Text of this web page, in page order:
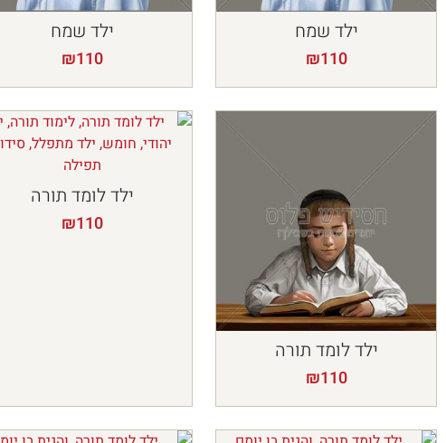
ילד שמח
₪110
ילד שמח
₪110
ילד לומד תורה
₪110
ילד לומד תורה
₪110